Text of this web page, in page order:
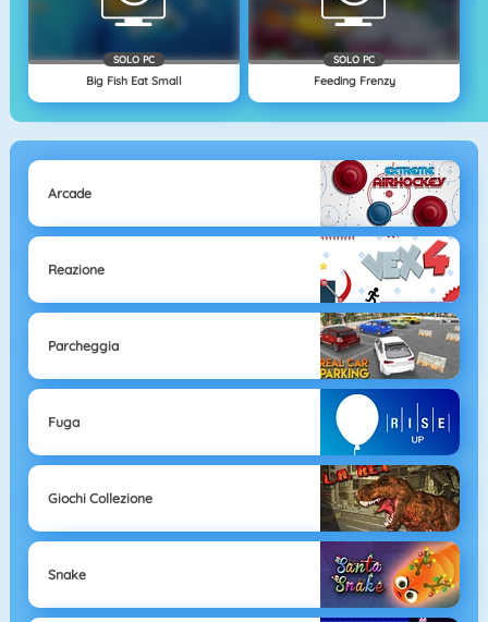
SOLO PC
Big Fish Eat Small
SOLO PC
Feeding Frenzy
Arcade
Reazione
Parcheggia
Fuga
Giochi Collezione
Snake